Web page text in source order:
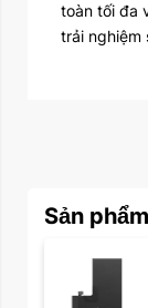
toàn tối đa
trải nghiệm
Sản